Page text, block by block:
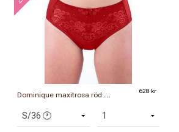
D
ominique maxitrosa röd 2-pack 628 kr